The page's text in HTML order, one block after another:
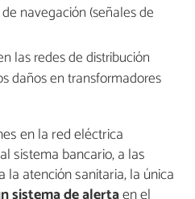
navegación (señales de
las redes de distribución
daños en transformadores
en la red eléctrica
sistema bancario, a las
la atención sanitaria, la única